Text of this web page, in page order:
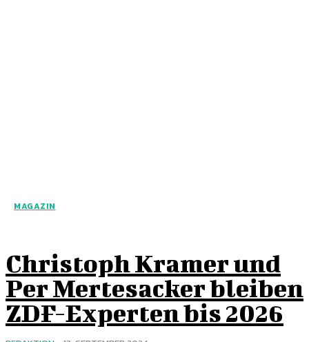
MAGAZIN
Christoph Kramer und
Per Mertesacker bleiben
ZDF-Experten bis 2026